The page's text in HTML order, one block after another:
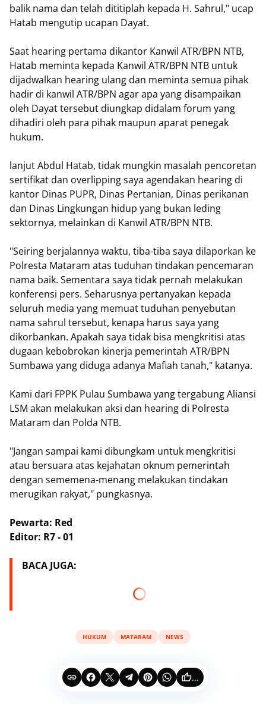
balik nama dan telah dititiplah kepada H. Sahrul," ucap
Hatab mengutip ucapan Dayat.
Saat hearing pertama dikantor Kanwil ATR/BPN NTB,
Hatab meminta kepada Kanwil ATR/BPN NTB untuk
dijadwalkan hearing ulang dan meminta semua pihak
hadir di kanwil ATR/BPN agar apa yang disampaikan
oleh Dayat tersebut diungkap didalam forum yang
dihadiri oleh para pihak maupun aparat penegak
hukum.
lanjut Abdul Hatab, tidak mungkin masalah pencoretan
sertifikat dan overlipping saya agendakan hearing di
kantor Dinas PUPR, Dinas Pertanian, Dinas perikanan
dan Dinas Lingkungan hidup yang bukan leding
sektornya, melainkan di Kanwil ATR/BPN NTB.
"Seiring berjalannya waktu, tiba-tiba saya dilaporkan ke
Polresta Mataram atas tuduhan tindakan pencemaran
nama baik. Sementara saya tidak pernah melakukan
konferensi pers. Seharusnya pertanyakan kepada
seluruh media yang memuat tuduhan penyebutan
nama sahrul tersebut, kenapa harus saya yang
dikorbankan. Apakah saya tidak bisa mengkritisi atas
dugaan kebobrokan kinerja pemerintah ATR/BPN
Sumbawa yang diduga adanya Mafiah tanah," katanya.
Kami dari FPPK Pulau Sumbawa yang tergabung Aliansi
LSM akan melakukan aksi dan hearing di Polresta
Mataram dan Polda NTB.
"Jangan sampai kami dibungkam untuk mengkritisi
atau bersuara atas kejahatan oknum pemerintah
dengan sememena-menang melakukan tindakan
merugikan rakyat," pungkasnya.
Pewarta: Red
Editor: R7 - 01
BACA JUGA:
HUKUM MATARAM NEWS
...